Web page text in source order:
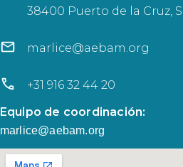
38400 Puerto de la Cruz,
marlice@aebam.org
+31 916 32 44 20
Equipo de coordinación:
marlice@aebam.org